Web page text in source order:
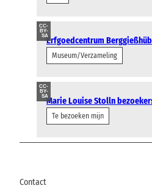
CC-
BY-
SAErfgoedcentrum
Museum/Verzameling
CC-
BY-
SAMarie Louise Stolln
Te bezoeken mijn
Contact